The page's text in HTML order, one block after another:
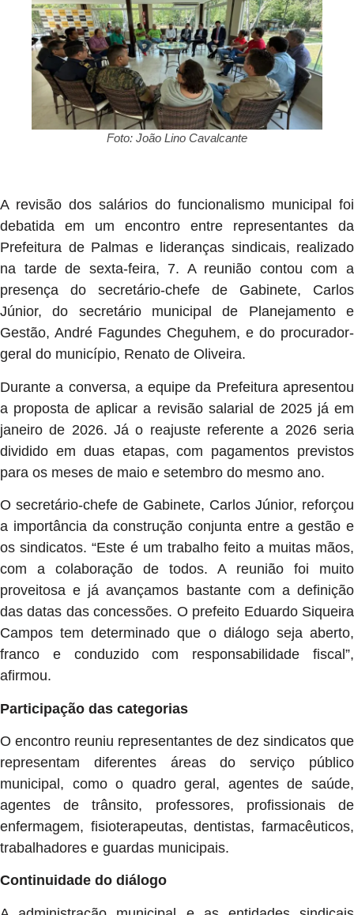
Foto: João Lino Cavalcante
A revisão dos salários do funcionalismo municipal foi
debatida em um encontro entre representantes da
Prefeitura de Palmas e lideranças sindicais, realizado
na tarde de sexta-feira, 7. A reunião contou com a
presença do secretário-chefe de Gabinete, Carlos
Júnior, do secretário municipal de Planejamento e
Gestão, André Fagundes Cheguhem, e do procurador-
geral do município, Renato de Oliveira.
Durante a conversa, a equipe da Prefeitura apresentou
a proposta de aplicar a revisão salarial de 2025 já em
janeiro de 2026. Já o reajuste referente a 2026 seria
dividido em duas etapas, com pagamentos previstos
para os meses de maio e setembro do mesmo ano.
O secretário-chefe de Gabinete, Carlos Júnior, reforçou
a importância da construção conjunta entre a gestão e
os sindicatos. “Este é um trabalho feito a muitas mãos,
com a colaboração de todos. A reunião foi muito
proveitosa e já avançamos bastante com a definição
das datas das concessões. O prefeito Eduardo Siqueira
Campos tem determinado que o diálogo seja aberto,
franco e conduzido com responsabilidade fiscal”,
afirmou.
Participação das categorias
O encontro reuniu representantes de dez sindicatos que
representam diferentes áreas do serviço público
municipal, como o quadro geral, agentes de saúde,
agentes de trânsito, professores, profissionais de
enfermagem, fisioterapeutas, dentistas, farmacêuticos,
trabalhadores e guardas municipais.
Continuidade do diálogo